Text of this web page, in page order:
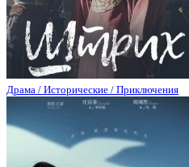
Драма / Исторические / Приключения